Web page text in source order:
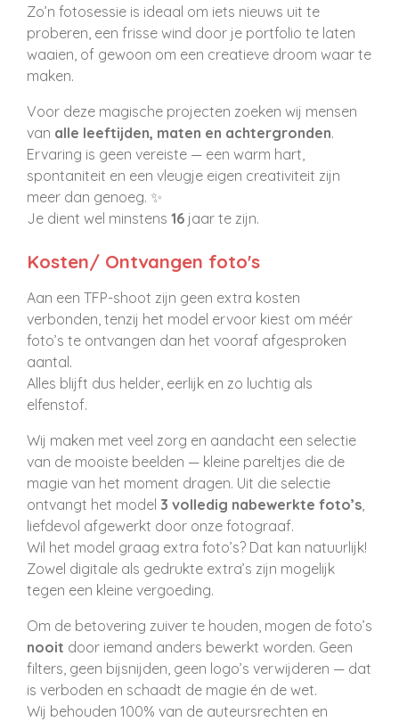
Zo’n fotosessie is ideaal om iets nieuws uit te
proberen, een frisse wind door je portfolio te laten
waaien, of gewoon om een creatieve droom waar te
maken.
Voor deze magische projecten zoeken wij mensen
van alle leeftijden, maten en achtergronden.
Ervaring is geen vereiste — een warm hart,
spontaniteit en een vleugje eigen creativiteit zijn
meer dan genoeg. ✨
Je dient wel minstens 16 jaar te zijn.
Kosten/ Ontvangen foto's
Aan een TFP-shoot zijn geen extra kosten
verbonden, tenzij het model ervoor kiest om méér
foto’s te ontvangen dan het vooraf afgesproken
aantal.
Alles blijft dus helder, eerlijk en zo luchtig als
elfenstof.
Wij maken met veel zorg en aandacht een selectie
van de mooiste beelden — kleine pareltjes die de
magie van het moment dragen. Uit die selectie
ontvangt het model 3 volledig nabewerkte foto’s,
liefdevol afgewerkt door onze fotograaf.
Wil het model graag extra foto’s? Dat kan natuurlijk!
Zowel digitale als gedrukte extra’s zijn mogelijk
tegen een kleine vergoeding.
Om de betovering zuiver te houden, mogen de foto’s
nooit door iemand anders bewerkt worden. Geen
filters, geen bijsnijden, geen logo’s verwijderen — dat
is verboden en schaadt de magie én de wet.
Wij behouden 100% van de auteursrechten en